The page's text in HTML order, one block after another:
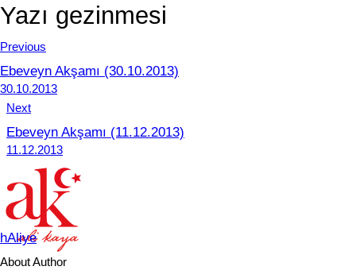
Yazı gezinmesi
Previous
Ebeveyn Akşamı (30.10.2013)
30.10.2013
Next
Ebeveyn Akşamı (11.12.2013)
11.12.2013
hAliye
About Author